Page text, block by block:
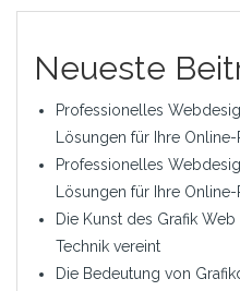
Neueste
Professionelles
Lösungen für Ihre Online-
Professionelles
Lösungen für Ihre Online-
Die Kunst des Grafik
Technik vereint
Die Bedeutung von